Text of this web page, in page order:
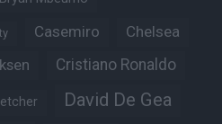
Casemiro Chelsea
Cristiano Ronaldo
David De Gea